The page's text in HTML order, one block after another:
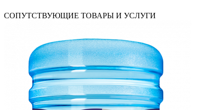
СОПУТСТВУЮЩИЕ ТОВАРЫ И УСЛУГИ